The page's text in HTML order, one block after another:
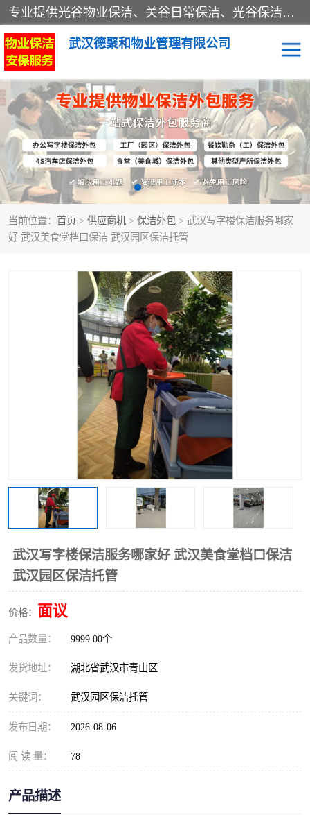
专业提供光谷物业保洁、关谷日常保洁、光谷保洁外包及武汉其他城区的单位日常保洁 武汉德聚和物业管理有限公司致力于打造中国专业物业保洁服务、日常保洁及其他保洁清洗外包服务。自公司成立以来提倡以先进的物业管理理念和模式经营，谋篇布局，以“至诚服务、精益求精、规范管理、锐意拓新”为质量方针，强化内部管理，为业主提供专业化、标准化和精细化的全方位物业服务，管理服务水平得到了广大业主和业内人士的一致好评。
武汉德聚和物业管理有限公司
当前位置： 首页 > 供应商机 > 保洁外包 > 武汉写字楼保洁服务哪家
好 武汉美食堂档口保洁 武汉园区保洁托管
武汉写字楼保洁服务哪家好 武汉美食堂档口保洁
武汉园区保洁托管
价格： 面议
产品数量： 9999.00个
发货地址： 湖北省武汉市青山区
关键词： 武汉园区保洁托管
发布日期： 2026-08-06
阅 读 量： 78
产品描述
保洁外包